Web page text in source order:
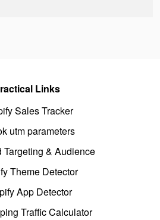
Links
Sales Tracker
utm parameters
Targeting & Audience
Theme Detector
App Detector
Traffic Calculator